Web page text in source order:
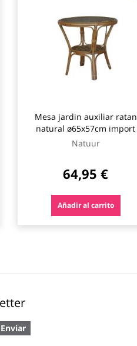
Mesa jardin auxiliar ratan
natural ø65x57cm import
Natuur
64,95 €
Añadir al carrito
Enviar